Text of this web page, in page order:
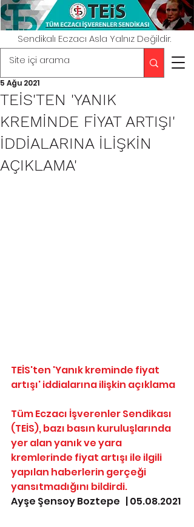
Sendikalı Eczacı Asla Yalnız Değildir.
TEİS'TEN 'YANIK
KREMİNDE FİYAT ARTIŞI'
İDDİALARINA İLİŞKİN
AÇIKLAMA'
5 Ağu 2021
TEİS'ten 'Yanık kreminde fiyat
artışı' iddialarına ilişkin açıklama
Tüm Eczacı İşverenler Sendikası
(TEİS), bazı basın kuruluşlarında
yer alan yanık ve yara
kremlerinde fiyat artışı ile ilgili
yapılan haberlerin gerçeği
yansıtmadığını bildirdi.
Ayşe Şensoy Boztepe   | 05.08.2021